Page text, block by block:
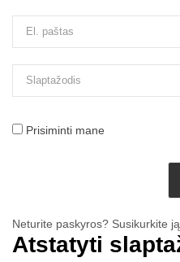
Prisiminti mane
Neturite paskyros? Susikurkite
Atstatyti